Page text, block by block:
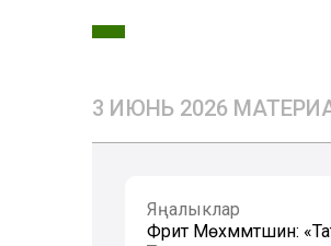
3 ИЮНЬ 2026
Яңалыклар
Фәрит Мөхәммәтшин: